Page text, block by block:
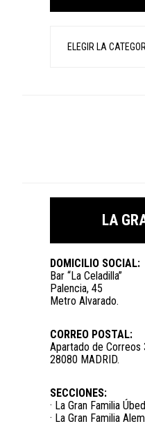
LA
DOMICILIO SOCIAL:
Bar “La Celadilla”
Palencia, 45
Metro Alvarado.
CORREO POSTAL:
Apartado de Correos
28080 MADRID.
SECCIONES:
· La Gran Familia
· La Gran Familia